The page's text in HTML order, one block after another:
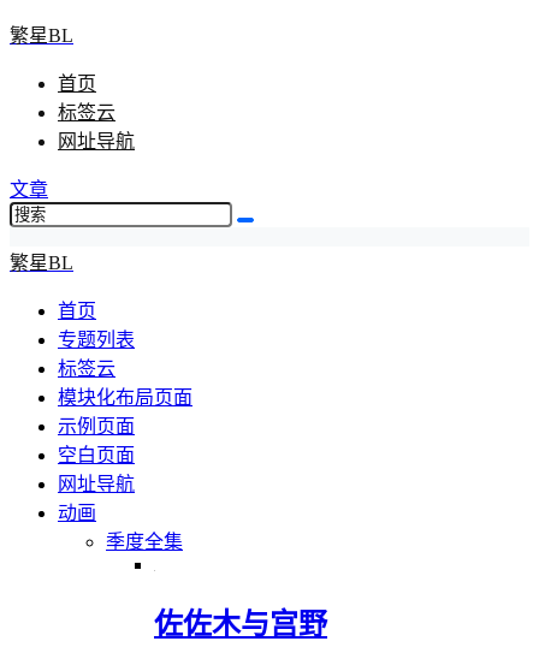
繁星BL
首页
标签云
网址导航
文章
繁星BL
首页
专题列表
标签云
模块化布局页面
示例页面
空白页面
网址导航
动画
季度全集
佐佐木与宫野